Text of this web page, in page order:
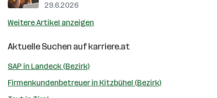
29.6.2026
Weitere Artikel anzeigen
Aktuelle Suchen aufkarriere.at
SAP in Landeck (Bezirk)
Firmenkundenbetreuer in Kitzbühel (Bezirk)